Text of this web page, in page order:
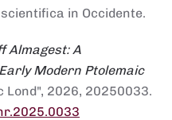
in Occidente.
Almagest: A
Modern Ptolemaic
Lond", 2026, 20250033.